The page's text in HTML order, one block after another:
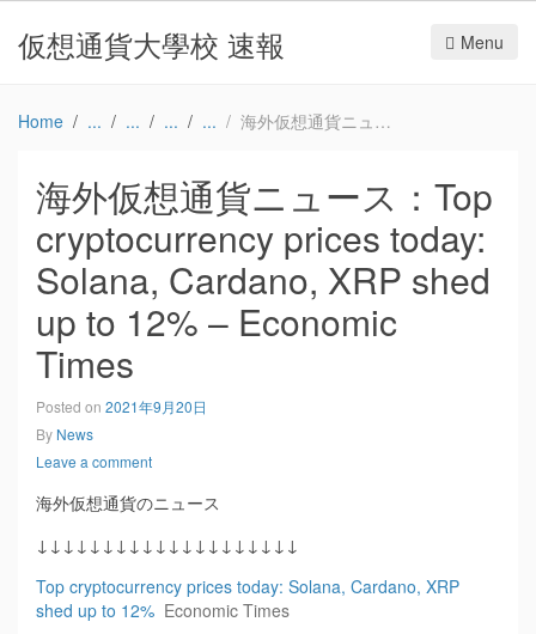
仮想通貨大學校 速報 Menu
Home 海外仮想通貨ニュース：Top cryptocurrency prices today: Solana, Cardano, XRP shed up to 12% – Economic Times
海外仮想通貨ニュース：Top
cryptocurrency prices today:
Solana, Cardano, XRP shed
up to 12% – Economic
Times
Posted on 2021年9月20日
By News
Leave a comment
海外仮想通貨のニュース
↓↓↓↓↓↓↓↓↓↓↓↓↓↓↓↓↓↓↓↓
Top cryptocurrency prices today: Solana, Cardano, XRP
shed up to 12% Economic Times